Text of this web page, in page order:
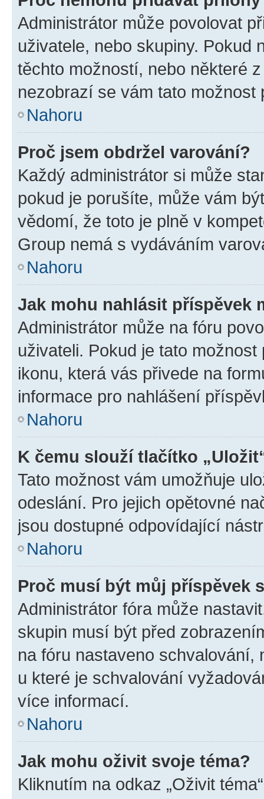
Administrátor může povolovat
uživatele, nebo skupiny. Pokud
těchto možností, nebo některé
nezobrazí se vám tato
Nahoru
Proč jsem obdržel varování?
Každý administrátor si může
pokud je porušíte, může vám
vědomí, že toto je plně v
Group nemá s vydáváním
Nahoru
Jak mohu nahlásit příspěvek
Administrátor může na fóru
uživateli. Pokud je tato
ikonu, která vás přivede na
informace pro nahlášení
Nahoru
K čemu slouží tlačítko
Tato možnost vám umožňuje
odeslání. Pro jejich opětovné
jsou dostupné odpovídající
Nahoru
Proč musí být můj příspěvek
Administrátor fóra může
skupin musí být před
na fóru nastaveno schvalování,
u které je schvalování
více informací.
Nahoru
Jak mohu oživit svoje téma?
Kliknutím na odkaz „Oživit